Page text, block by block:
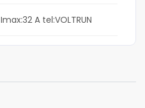
Imax:32 A tel:VOLTRUN